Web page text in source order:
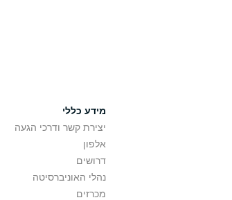
מידע כללי
יצירת קשר ודרכי הגעה
אלפון
דרושים
נהלי האוניברסיטה
מכרזים